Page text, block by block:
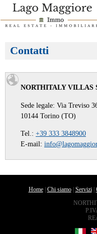
Contatti
NORTHITALY VILLAS
Sede legale: Via Treviso
10144 Torino (TO)
Tel.: +39 333 3848900
E-mail:
Home| Chi siamo| Servizi|